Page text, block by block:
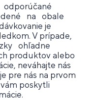
na obale
je
V prípade,
ohľadne
produktov alebo
neváhajte nás
pre nás na prvom
poskytli